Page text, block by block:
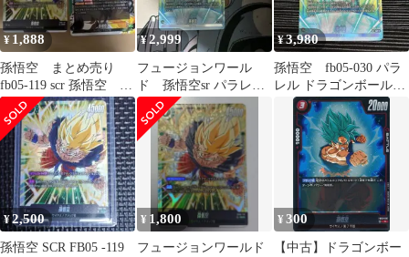
¥ 1,888
孫悟空 まとめ売り
fb05-119 scr 孫悟空
sb02-033 L
¥2,999
フュージョンワール
ド 孫悟空sr パラレル
FB05-030 未知なる冒険
¥3,980
孫悟空 fb05-030 パラ
レル ドラゴンボール
フュージョンワールド
¥2,500
孫悟空 SCR FB05 -119
¥ 1,800
フュージョンワールド
¥300
【中古】ドラゴンボー